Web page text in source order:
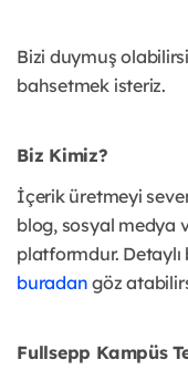
Bizi duymuş
bahsetmek isteriz.
Biz Kimiz?
İçerik üretmeyi
blog, sosyal medya
platformdur. Detaylı
buradan göz
Fullsepp Kampüs